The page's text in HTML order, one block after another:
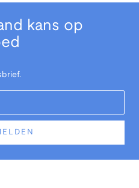
kans op